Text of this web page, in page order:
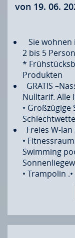
von 19. 06.
Sie wohnen
2 bis 5
*
Produkten
GRATIS
Nulltarif. Alle
•
Freies W-
•
Swimming
• Trampolin